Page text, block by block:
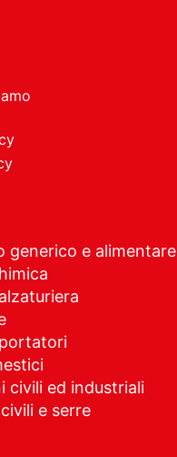
generico e alimentare
civili ed industriali
e serre